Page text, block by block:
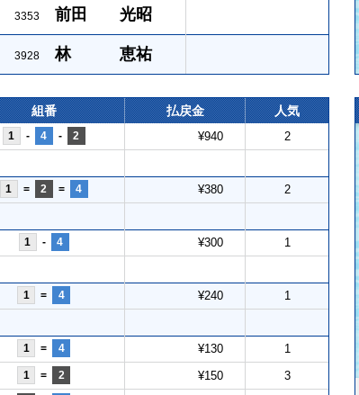
3353 前田 光昭
3928 林 恵祐
組番 払戻金 人気
1 - 4 - 2 ¥940 2
1 = 2 = 4 ¥380 2
1 - 4 ¥300 1
1 = 4 ¥240 1
1 = 4 ¥130 1
1 = 2 ¥150 3